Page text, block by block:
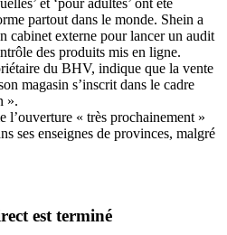
partout dans le monde. Shein a
cabinet externe pour lancer un audit
des produits mis en ligne.
du BHV, indique que la vente
magasin s’inscrit dans le cadre
».
l’ouverture « très prochainement »
ses enseignes de provinces, malgré
est terminé